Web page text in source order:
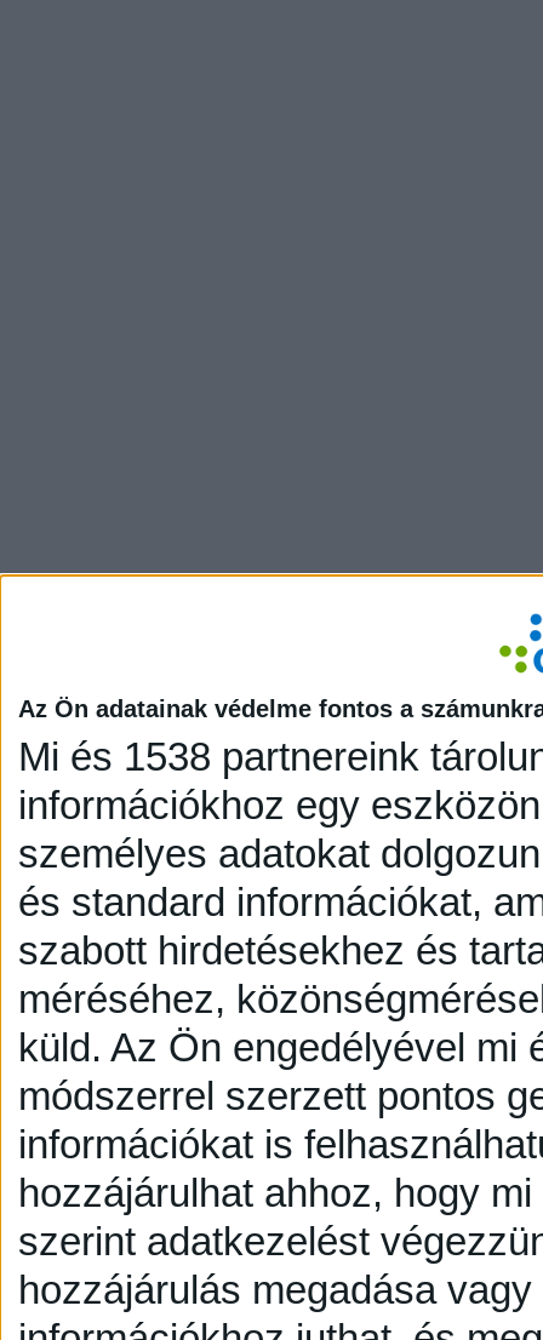
Az Ön adatainak védelme fontos a
Mi és 1538 partnereink
információkhoz egy
személyes adatokat
és standard információkat,
szabott hirdetésekhez és
méréséhez,
küld. Az Ön engedélyével mi
módszerrel szerzett pontos
információkat is
hozzájárulhat ahhoz, hogy
szerint adatkezelést
hozzájárulás megadása